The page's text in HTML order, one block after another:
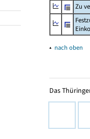
Zu
▴ nach oben
Das